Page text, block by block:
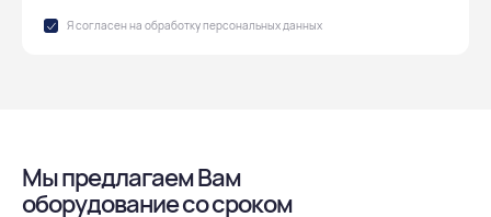
Я согласен на обработкуперсональных данных
Мы предлагаем Вам
оборудование со сроком